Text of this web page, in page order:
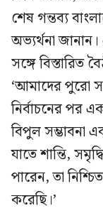
শেষ গন্তব্য
অভ্যর্থনা
সঙ্গে বিস্তারিত
‘আমাদের পুরো
নির্বাচনের পর
বিপুল সম্ভাবনা
যাতে শান্তি,
পারেন, তা
করেছি।’